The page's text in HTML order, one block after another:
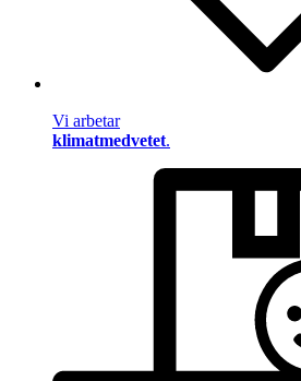
Vi arbetar
klimatmedvetet.